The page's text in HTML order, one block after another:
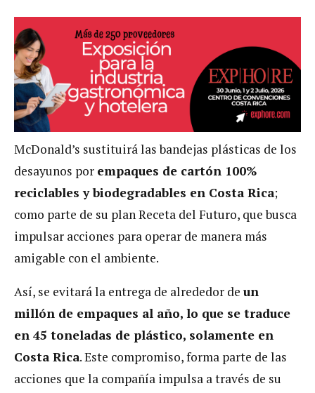
McDonald’s sustituirá las bandejas plásticas de los
desayunos por empaques de cartón 100%
reciclables y biodegradables en Costa Rica;
como parte de su plan Receta del Futuro, que busca
impulsar acciones para operar de manera más
amigable con el ambiente.
Así, se evitará la entrega de alrededor de un
millón de empaques al año, lo que se traduce
en 45 toneladas de plástico, solamente en
Costa Rica. Este compromiso, forma parte de las
acciones que la compañía impulsa a través de su